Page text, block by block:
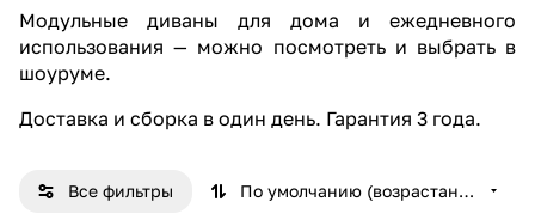
Модульные диваны для дома и ежедневного
использования — можно посмотреть и выбрать в
шоуруме.
Доставка и сборка в один день. Гарантия 3 года.
Все фильтры По умолчанию (возрастание)